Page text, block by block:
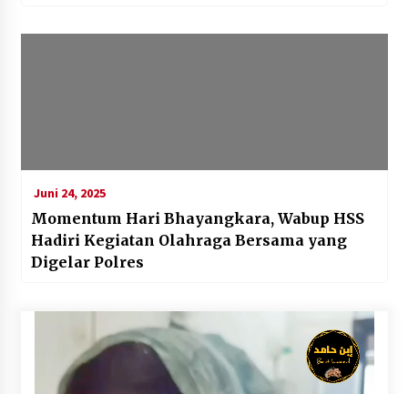
Juni 24, 2025
Momentum Hari Bhayangkara, Wabup HSS
Hadiri Kegiatan Olahraga Bersama yang
Digelar Polres